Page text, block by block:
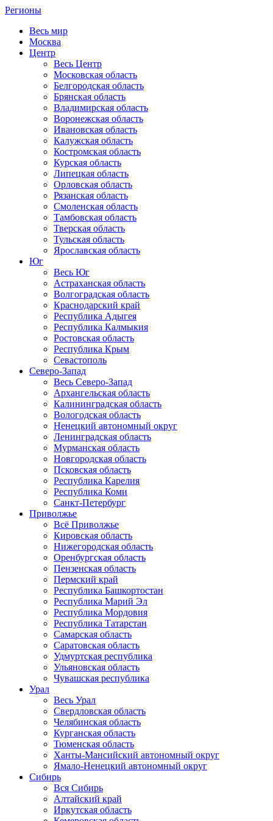
Регионы
Весь мир
Москва
Центр
Весь Центр
Московская область
Белгородская область
Брянская область
Владимирская область
Воронежская область
Ивановская область
Калужская область
Костромская область
Курская область
Липецкая область
Орловская область
Рязанская область
Смоленская область
Тамбовская область
Тверская область
Тульская область
Ярославская область
Юг
Весь Юг
Астраханская область
Волгоградская область
Краснодарский край
Республика Адыгея
Республика Калмыкия
Ростовская область
Республика Крым
Севастополь
Северо-Запад
Весь Северо-Запад
Архангельская область
Калининградская область
Вологодская область
Ненецкий автономный округ
Ленинградская область
Мурманская область
Новгородская область
Псковская область
Республика Карелия
Республика Коми
Санкт-Петербург
Приволжье
Всё Приволжье
Кировская область
Нижегородская область
Оренбургская область
Пензенская область
Пермский край
Республика Башкортостан
Республика Марий Эл
Республика Мордовия
Республика Татарстан
Самарская область
Саратовская область
Удмуртская республика
Ульяновская область
Чувашская республика
Урал
Весь Урал
Свердловская область
Челябинская область
Курганская область
Тюменская область
Ханты-Мансийский автономный округ
Ямало-Ненецкий автономный округ
Сибирь
Вся Сибирь
Алтайский край
Иркутская область